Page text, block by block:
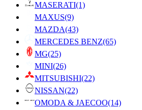
MASERATI(1)
MAXUS(9)
MAZDA(43)
MERCEDES BENZ(65)
MG(25)
MINI(26)
MITSUBISHI(22)
NISSAN(22)
OMODA & JAECOO(14)